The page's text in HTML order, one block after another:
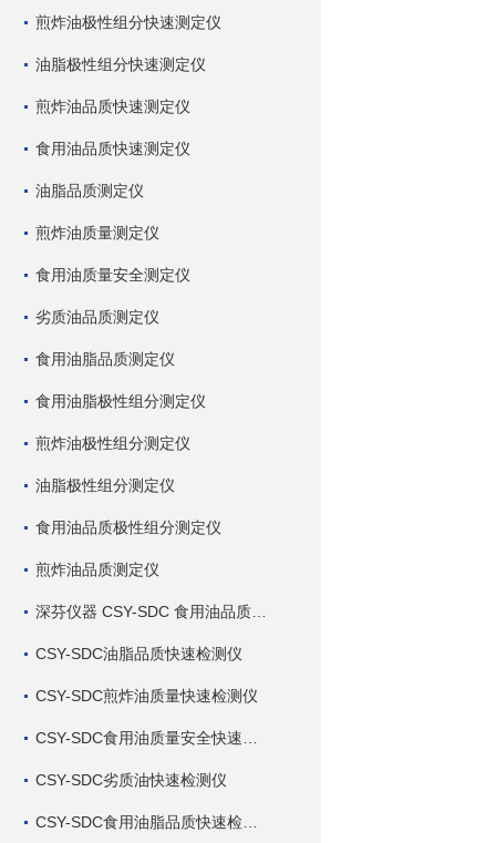
煎炸油极性组分快速测定仪
油脂极性组分快速测定仪
煎炸油品质快速测定仪
食用油品质快速测定仪
油脂品质测定仪
煎炸油质量测定仪
食用油质量安全测定仪
劣质油品质测定仪
食用油脂品质测定仪
食用油脂极性组分测定仪
煎炸油极性组分测定仪
油脂极性组分测定仪
食用油品质极性组分测定仪
煎炸油品质测定仪
CSY-SDC油脂品质快速检测仪
CSY-SDC煎炸油质量快速检测仪
CSY-SDC劣质油快速检测仪